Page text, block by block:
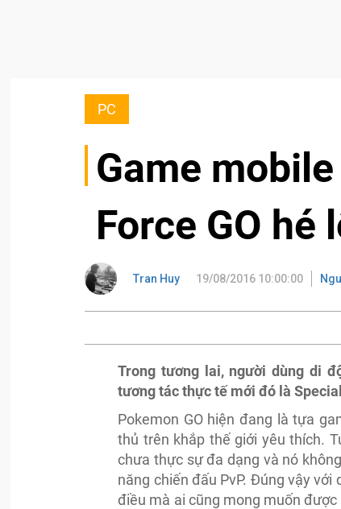
PC
Game
Force GO hé
Tran Huy 19/08/2016 10:00:00
Trong tương lai, người dùng di
tương tác thực tế mới đó là
Pokemon GO hiện đang là tựa
thủ trên khắp thế giới yêu thích.
chưa thực sự đa dạng và nó
năng chiến đấu PvP. Đúng vậy
điều mà ai cũng mong muốn